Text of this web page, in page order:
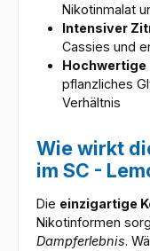
Nikotinmalat
Intensiver
Cassies und
pflanzliches
Verhältnis
Wie wirkt
im SC -
Die einzigartige
Nikotinformen
Dampferlebnis.